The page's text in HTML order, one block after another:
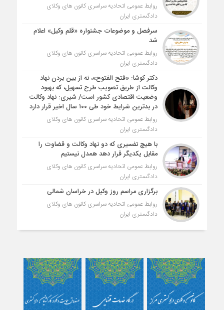
روابط عمومی اتحادیه سراسری کانون های وکلای
دادگستری ایران
سرفصل و موضوعات جشنواره «قلم وکیل» اعلام
شد
روابط عمومی اتحادیه سراسری کانون های وکلای
دادگستری ایران
دکتر کوشا: «فتح الفتوح»، نه از بین بردن نهاد
وکالت از طریق تصویب طرح تسهیل، که بهبود
وضعیت اقتصادی کشور است/ شیری: نهاد وکالت
در بدترین شرایط خود طی ۱۰۰ سال اخیر قرار دارد
روابط عمومی اتحادیه سراسری کانون های وکلای
دادگستری ایران
با هیچ تفسیری که دو نهاد وکالت و قضاوت را
مقابل یکدیگر قرار دهد همدل نیستیم
روابط عمومی اتحادیه سراسری کانون های وکلای
دادگستری ایران
برگزاری مراسم روز وکیل در خراسان شمالی
روابط عمومی اتحادیه سراسری کانون های وکلای
دادگستری ایران